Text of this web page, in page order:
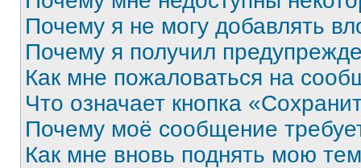
Почему я не могу добавлять
Почему я получил
Как мне пожаловаться на
Что означает кнопка
Почему моё сообщение
Как мне вновь поднять мою